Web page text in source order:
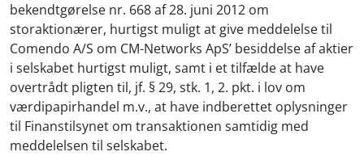
bekendtgørelse nr. 668 af 28. juni 2012 om
storaktionærer, hurtigst muligt at give meddelelse til
Comendo A/S om CM-Networks ApS’ besiddelse af aktier
i selskabet hurtigst muligt, samt i et tilfælde at have
overtrådt pligten til, jf. § 29, stk. 1, 2. pkt. i lov om
værdipapirhandel m.v., at have indberettet oplysninger
til Finanstilsynet om transaktionen samtidig med
meddelelsen til selskabet.